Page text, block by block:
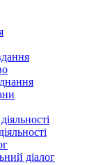
діалог